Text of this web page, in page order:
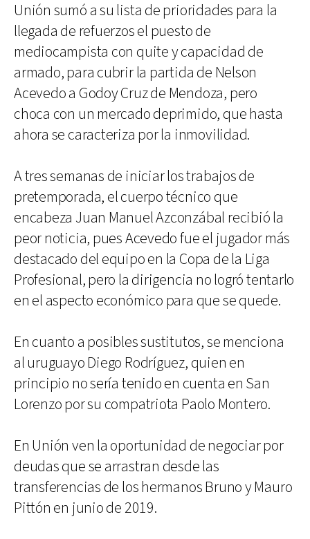
Unión sumó a su lista de prioridades para la
llegada de refuerzos el puesto de
mediocampista con quite y capacidad de
armado, para cubrir la partida de Nelson
Acevedo a Godoy Cruz de Mendoza, pero
choca con un mercado deprimido, que hasta
ahora se caracteriza por la inmovilidad.
A tres semanas de iniciar los trabajos de
pretemporada, el cuerpo técnico que
encabeza Juan Manuel Azconzábal recibió la
peor noticia, pues Acevedo fue el jugador más
destacado del equipo en la Copa de la Liga
Profesional, pero la dirigencia no logró tentarlo
en el aspecto económico para que se quede.
En cuanto a posibles sustitutos, se menciona
al uruguayo Diego Rodríguez, quien en
principio no sería tenido en cuenta en San
Lorenzo por su compatriota Paolo Montero.
En Unión ven la oportunidad de negociar por
deudas que se arrastran desde las
transferencias de los hermanos Bruno y Mauro
Pittón en junio de 2019.